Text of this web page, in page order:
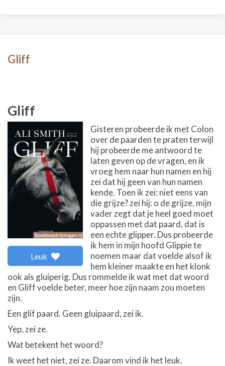
Gliff
Gliff
Leuk
Gisteren probeerde ik met Colon
over de paarden te praten terwijl
hij probeerde me antwoord te
laten geven op de vragen, en ik
vroeg hem naar hun namen en hij
zei dat hij geen van hun namen
kende. Toen ik zei: niet eens van
die grijze? zei hij: o de grijze, mijn
vader zegt dat je heel goed moet
oppassen met dat paard, dat is
een echte glipper. Dus probeerde
ik hem in mijn hoofd Glippie te
noemen maar dat voelde alsof ik
hem kleiner maakte en het klonk
ook als gluiperig. Dus rommelde ik wat met dat woord
en Gliff voelde beter, meer hoe zijn naam zou moeten
zijn.
Een glif paard. Geen gluipaard, zei ik.
Yep, zei ze.
Wat betekent het woord?
Ik weet het niet, zei ze. Daarom vind ik het leuk.